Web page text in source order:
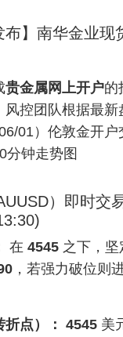
布】南华金业现
贵金属网上开户的
风控团队根据最
01）伦敦金开户
）即时交
在4545 之下，坚
，若强力破位则
点）： 4545 美